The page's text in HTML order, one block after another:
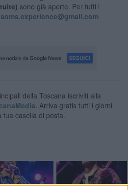
sono già aperte. Per tutti i
soms.experience@gmail.com
della Toscana iscriviti alla
Arriva gratis tutti i giorni
casella di posta.